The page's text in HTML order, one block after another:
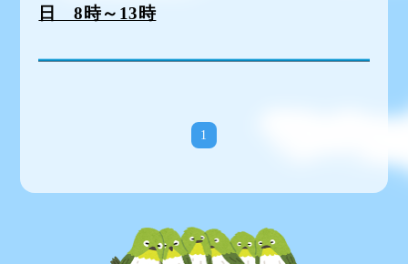
日 8時～13時
1